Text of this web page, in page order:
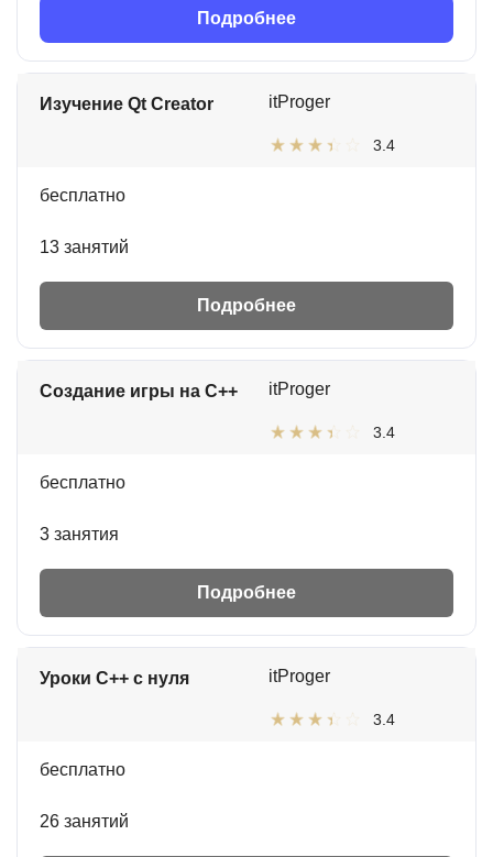
Подробнее
Изучение Qt Creator itProger
3.4
бесплатно
13 занятий
Подробнее
Создание игры на C++ itProger
3.4
бесплатно
3 занятия
Подробнее
Уроки C++ с нуля itProger
3.4
бесплатно
26 занятий